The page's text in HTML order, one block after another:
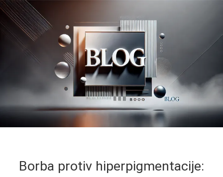
Borba protiv hiperpigmentacije: